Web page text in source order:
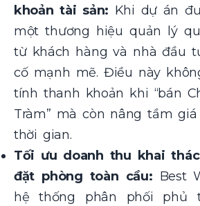
khoản tài sản: Khi dự án
một thương hiệu quản lý
từ khách hàng và nhà đầu
cố mạnh mẽ. Điều này
tính thanh khoản khi “bán
Tràm” mà còn nâng tầm
thời gian.
Tối ưu doanh thu khai
đặt phòng toàn cầu: Best
hệ thống phân phối phủ